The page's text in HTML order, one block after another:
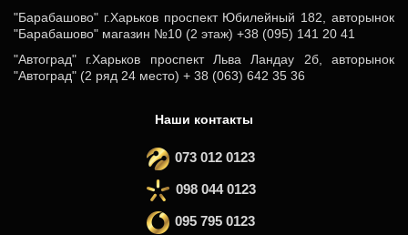
"Барабашово" г.Харьков проспект Юбилейный 182, авторынок
"Барабашово" магазин №10 (2 этаж) +38 (095) 141 20 41
"Автоград" г.Харьков проспект Льва Ландау 2б, авторынок
"Автоград" (2 ряд 24 место) + 38 (063) 642 35 36
Наши контакты
073 012 0123
098 044 0123
095 795 0123